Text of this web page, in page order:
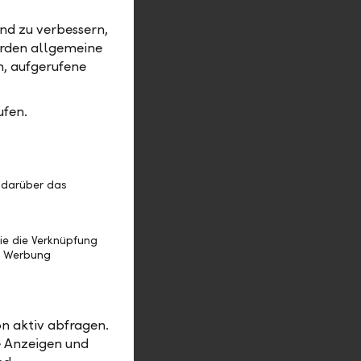
zu verbessern,
allgemeine
aufgerufene
das
die Verknüpfung
aktiv abfragen.
und